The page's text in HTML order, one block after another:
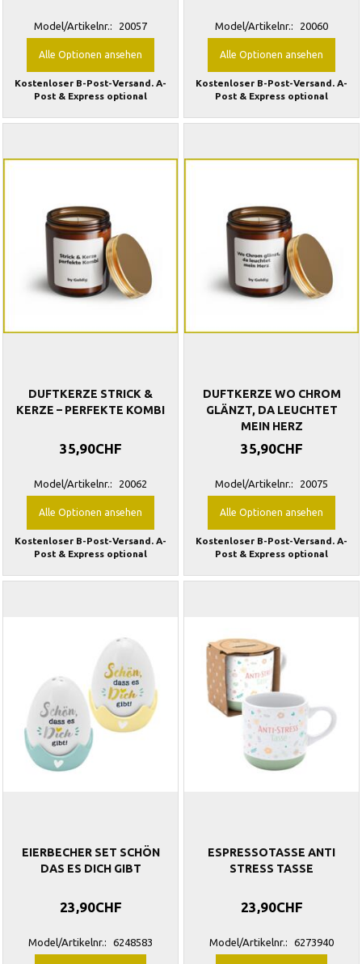
Model/Artikelnr.: 20057
Alle Optionen ansehen
Kostenloser B-Post-Versand. A-
Post & Express optional
Model/Artikelnr.: 20060
Alle Optionen ansehen
Kostenloser B-Post-Versand. A-
Post & Express optional
DUFTKERZE STRICK &
KERZE – PERFEKTE KOMBI
35,90CHF
Model/Artikelnr.: 20062
Alle Optionen ansehen
Kostenloser B-Post-Versand. A-
Post & Express optional
DUFTKERZE WO CHROM
GLÄNZT, DA LEUCHTET
MEIN HERZ
35,90CHF
Model/Artikelnr.: 20075
Alle Optionen ansehen
Kostenloser B-Post-Versand. A-
Post & Express optional
EIERBECHER SET SCHÖN
DAS ES DICH GIBT
23,90CHF
Model/Artikelnr.: 6248583
ESPRESSOTASSE ANTI
STRESS TASSE
23,90CHF
Model/Artikelnr.: 6273940